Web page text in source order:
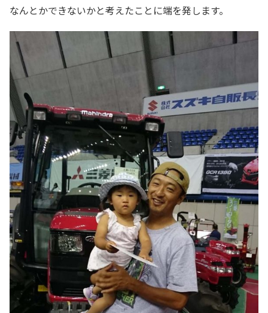
なんとかできないかと考えたことに端を発します。